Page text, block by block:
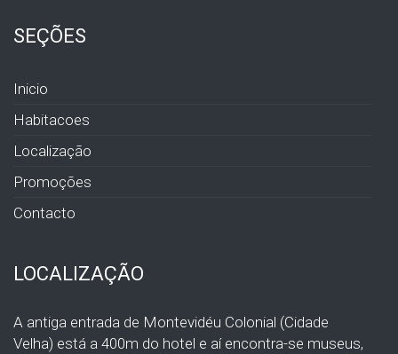
SEÇÕES
Inicio
Habitacoes
Localização
Promoções
Contacto
LOCALIZAÇÃO
A antiga entrada de Montevidéu Colonial (Cidade
Velha) está a 400m do hotel e aí encontra-se museus,